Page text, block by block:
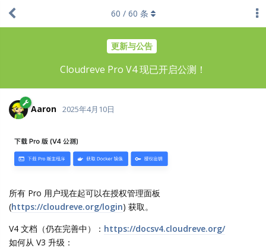
更新与公告
Cloudreve Pro V4 现已开启公测！
60 / 60 条
Aaron 2025年4月10日
所有 Pro 用户现在起可以在授权管理面板
(https://cloudreve.org/login) 获取。
V4 文档（仍在完善中）： https://docsv4.cloudreve.org/
如何从 V3 升级：